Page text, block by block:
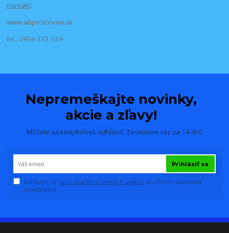
Kontakt:
www.abpozicovna.sk
tel.: 0904 333 339
Nepremeškajte novinky,
akcie a zľavy!
Môžete sa kedykoľvek odhlásiť. Zasielame raz za 14 dní.
Prihlásiť sa
Súhlasím so spracovaním osobných údajov za účelom zasielania
newslettera.